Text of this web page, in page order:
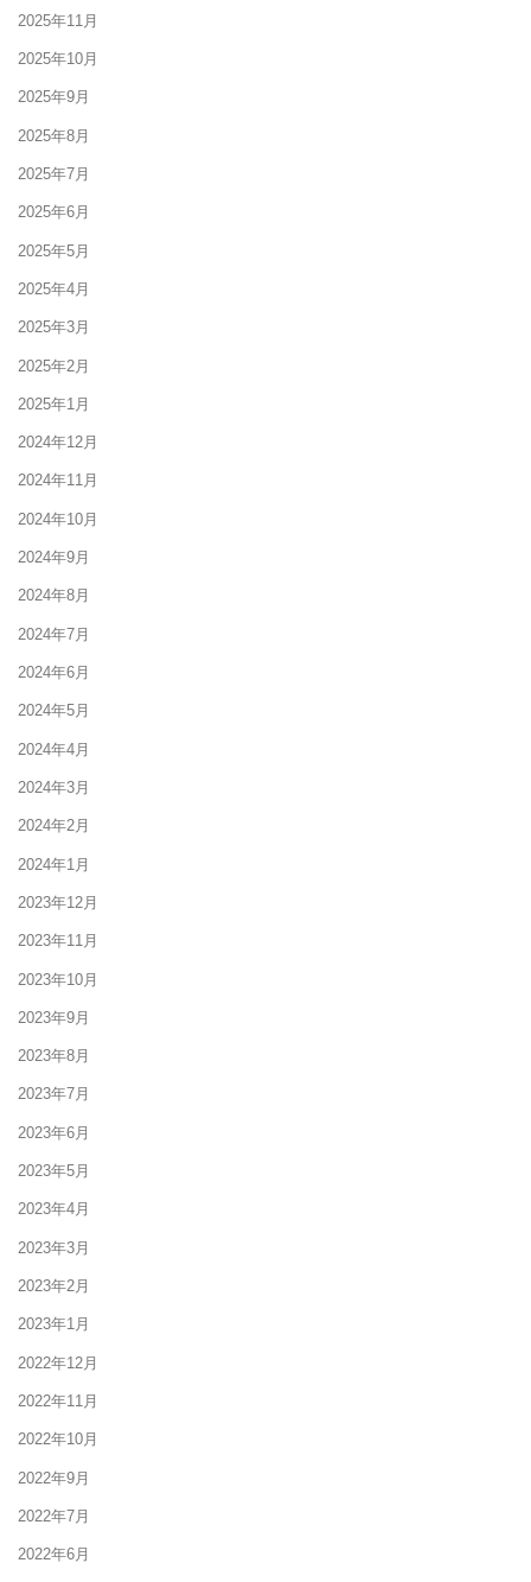
2025年11月
2025年10月
2025年9月
2025年8月
2025年7月
2025年6月
2025年5月
2025年4月
2025年3月
2025年2月
2025年1月
2024年12月
2024年11月
2024年10月
2024年9月
2024年8月
2024年7月
2024年6月
2024年5月
2024年4月
2024年3月
2024年2月
2024年1月
2023年12月
2023年11月
2023年10月
2023年9月
2023年8月
2023年7月
2023年6月
2023年5月
2023年4月
2023年3月
2023年2月
2023年1月
2022年12月
2022年11月
2022年10月
2022年9月
2022年7月
2022年6月